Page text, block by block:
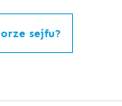
sejfu?